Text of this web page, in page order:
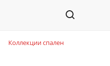
Коллекции спален